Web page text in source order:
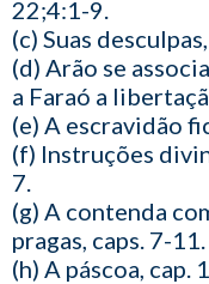
22;4:1-9.
(c) Suas
(d) Arão se
a Faraó a
(e) A escravidão
(f) Instruções
7.
(g) A contenda
pragas, caps. 7-11.
(h) A páscoa, cap.